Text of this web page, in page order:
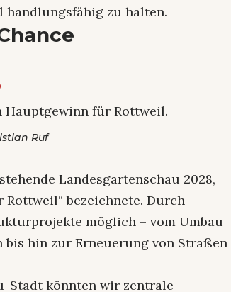
handlungsfähig zu halten.
Hauptgewinn für Rottweil.
Ruf
Landesgartenschau 2028,
bezeichnete. Durch
möglich – vom Umbau
bis hin zur Erneuerung von Straßen
Stadt könnten wir zentrale